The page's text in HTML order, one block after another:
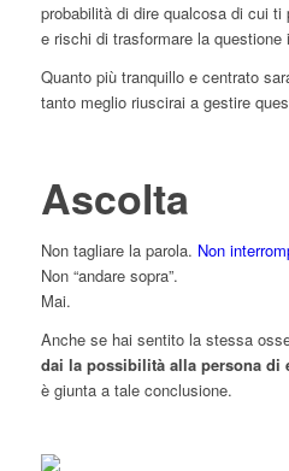
probabilità di dire qualcosa di cui ti
e rischi di trasformare la questione
Quanto più tranquillo e centrato
tanto meglio riuscirai a gestire
Ascolta
Non tagliare la parola. Non
Non “andare sopra”.
Mai.
Anche se hai sentito la stessa
dai la possibilità alla persona di
è giunta a tale conclusione.